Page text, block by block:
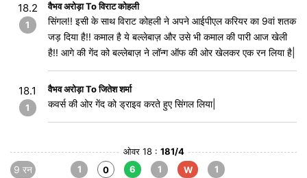
18.2
1
वैभव अरोड़ा To विराट कोहली
सिंगल!! इसी के साथ विराट कोहली ने अपने आईपीएल करियर का 9वां शतक
जड़ दिया है!! कमाल है ये बल्लेबाज़ और उसे भी कमाल की पारी आज खेली
है!! आगे की गेंद को बल्लेबाज़ ने लॉन्ग ऑफ की ओर खेलकर एक रन लिया है|
18.1
1
वैभव अरोड़ा To जितेश शर्मा
कवर्स की ओर गेंद को ड्राइव करते हुए सिंगल लिया|
ओवर 18 : 181/4
9 रन
1
0
6
1
W
1